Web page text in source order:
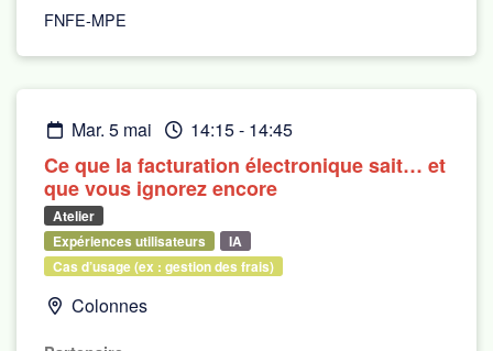
FNFE-MPE
mar. 5 mai 14:15- 14:45
Ce que la facturation électronique sait… et
que vous ignorez encore
Atelier
Expériences utilisateurs
IA
Cas d’usage (ex : gestion des frais)
Colonnes